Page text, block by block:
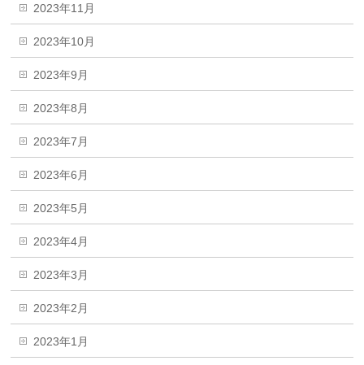
2023年11月
2023年10月
2023年9月
2023年8月
2023年7月
2023年6月
2023年5月
2023年4月
2023年3月
2023年2月
2023年1月